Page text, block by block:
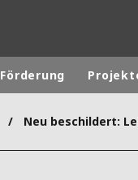
Förderung